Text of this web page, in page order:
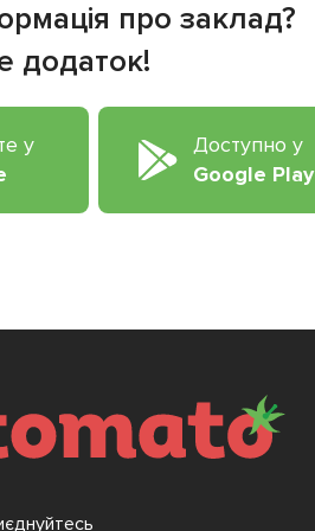
про заклад?
додаток!
у
Доступно у
Google Play